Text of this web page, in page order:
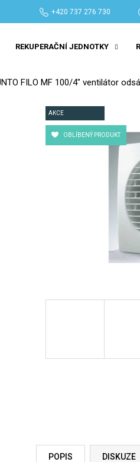
+420 737 276 730
REKUPERAČNÍ JEDNOTKY
FILO MF 100/4" ventilátor
AKCE
OBLÍBENÝ PRODUKT
POPIS DISKUZE